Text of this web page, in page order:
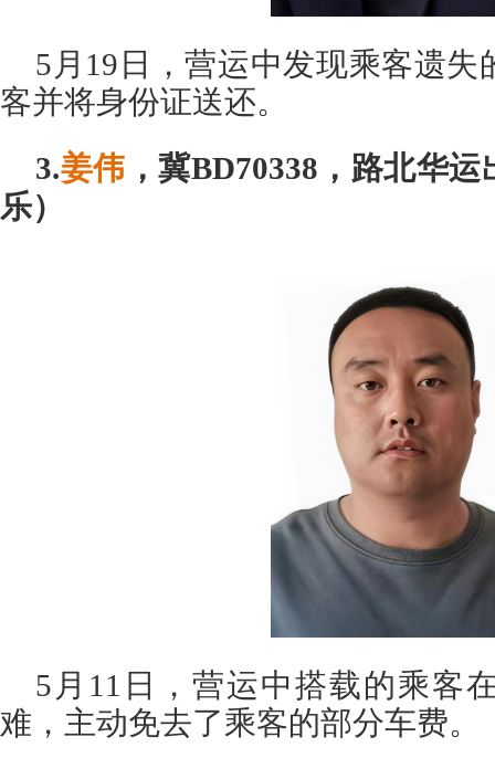
5月19日，营运中发现乘客遗
客并将身份证送还。
3.姜伟 ，冀BD70338，路北华
乐）
5月11日，营运中搭载的乘客
难，主动免去了乘客的部分车费。